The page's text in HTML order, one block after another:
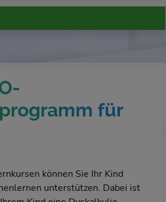
für
können Sie Ihr Kind
unterstützen. Dabei ist